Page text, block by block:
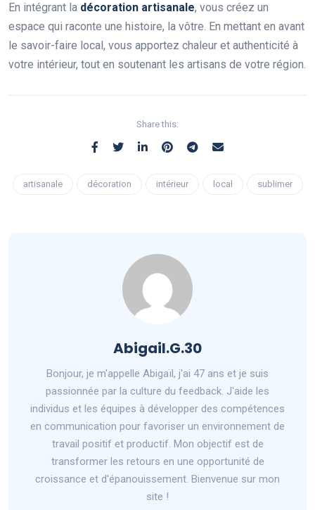
En intégrant la décoration artisanale, vous créez un
espace qui raconte une histoire, la vôtre. En mettant en avant
le savoir-faire local, vous apportez chaleur et authenticité à
votre intérieur, tout en soutenant les artisans de votre région.
Share this:
artisanale décoration intérieur local sublimer
Abigail.G.30
Bonjour, je m'appelle Abigaïl, j'ai 47 ans et je suis
passionnée par la culture du feedback. J'aide les
individus et les équipes à développer des compétences
en communication pour favoriser un environnement de
travail positif et productif. Mon objectif est de
transformer les retours en une opportunité de
croissance et d'épanouissement. Bienvenue sur mon
site !